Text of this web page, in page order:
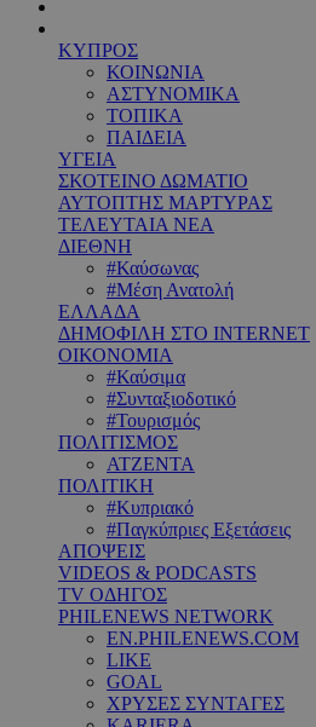
ΚΥΠΡΟΣ
ΚΟΙΝΩΝΙΑ
ΑΣΤΥΝΟΜΙΚΑ
ΤΟΠΙΚΑ
ΠΑΙΔΕΙΑ
ΥΓΕΙΑ
ΣΚΟΤΕΙΝΟ ΔΩΜΑΤΙΟ
ΑΥΤΟΠΤΗΣ ΜΑΡΤΥΡΑΣ
ΤΕΛΕΥΤΑΙΑ ΝΕΑ
ΔΙΕΘΝΗ
#Καύσωνας
#Μέση Ανατολή
ΕΛΛΑΔΑ
ΔΗΜΟΦΙΛΗ ΣΤΟ INTERNET
ΟΙΚΟΝΟΜΙΑ
#Καύσιμα
#Συνταξιοδοτικό
#Τουρισμός
ΠΟΛΙΤΙΣΜΟΣ
ΑΤΖΕΝΤΑ
ΠΟΛΙΤΙΚΗ
#Κυπριακό
#Παγκύπριες Εξετάσεις
ΑΠΟΨΕΙΣ
VIDEOS & PODCASTS
TV ΟΔΗΓΟΣ
PHILENEWS NETWORK
EN.PHILENEWS.COM
LIKE
GOAL
ΧΡΥΣΕΣ ΣΥΝΤΑΓΕΣ